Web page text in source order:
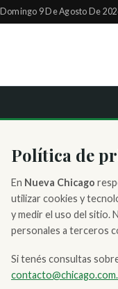
Domingo 9 De Agosto De
Política de
En Nueva Chicago
utilizar cookies y
y medir el uso del sitio.
personales a terceros
Si tenés consultas